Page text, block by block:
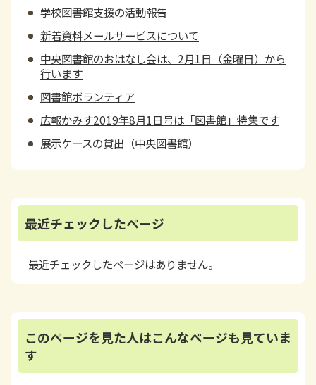
学校図書館支援の活動報告
新着資料メールサービスについて
中央図書館のおはなし会は、2月1日（金曜日）から
行います
図書館ボランティア
広報かみす2019年8月1日号は「図書館」特集です
展示ケースの貸出（中央図書館）
最近チェックしたページ
最近チェックしたページはありません。
このページを見た人はこんなページも見ていま
す